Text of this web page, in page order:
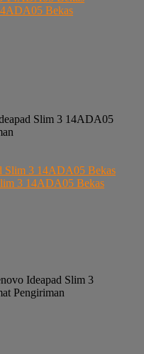
Bekas
Slim 3 14ADA05
3 14ADA05 Bekas
Ideapad Slim 3
Pengiriman